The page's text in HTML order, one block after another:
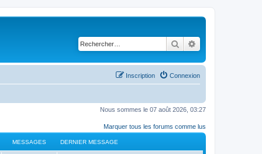
Rechercher
Connexion
Inscription
Nous sommes le 07 août 2026, 03:27
Marquer tous les forums comme lus
MESSAGES DERNIER MESSAGE